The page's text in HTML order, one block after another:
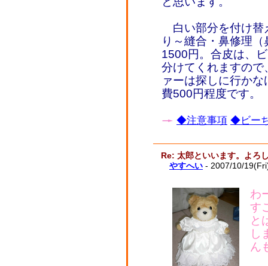
白い部分を付け替
り～縫合・鼻修理
1500円。合皮は、
分けてくれますの
ァーは探しに行か
費500円程度です。
◆注意事項 ◆ビー
Re: 太郎といいます。よろ
やすへい - 2007/10/
わ
す
と
し
ん